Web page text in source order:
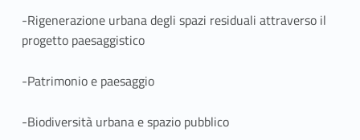
-Rigenerazione urbana degli spazi residuali attraverso il
progetto paesaggistico
-Patrimonio e paesaggio
-Biodiversità urbana e spazio pubblico